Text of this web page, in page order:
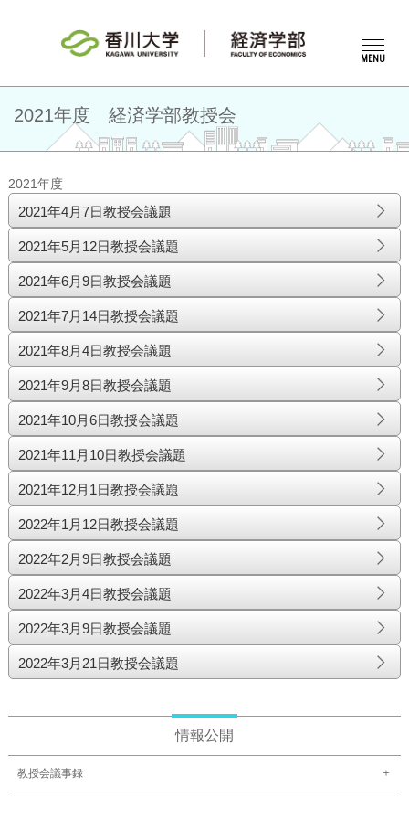
MENU
2021年度 経済学部教授会
2021年度
2021年4月7日教授会議題
2021年5月12日教授会議題
2021年6月9日教授会議題
2021年7月14日教授会議題
2021年8月4日教授会議題
2021年9月8日教授会議題
2021年10月6日教授会議題
2021年11月10日教授会議題
2021年12月1日教授会議題
2022年1月12日教授会議題
2022年2月9日教授会議題
2022年3月4日教授会議題
2022年3月9日教授会議題
2022年3月21日教授会議題
情報公開
教授会議事録